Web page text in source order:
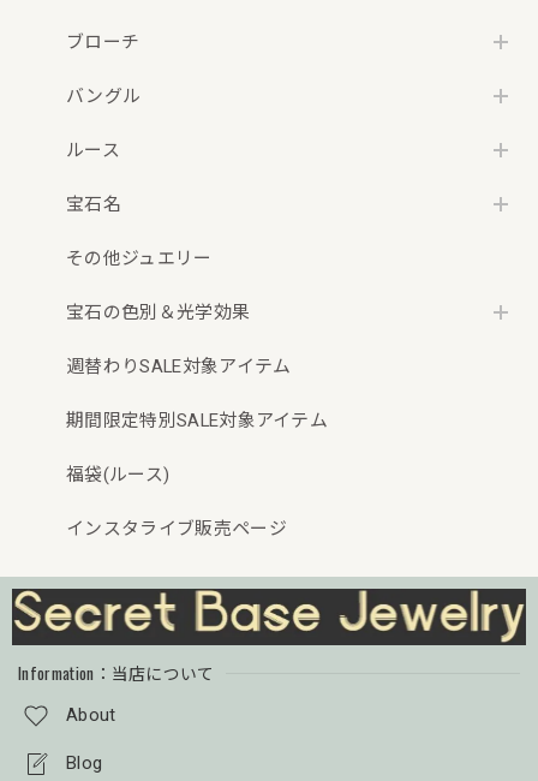
ブローチ
バングル
ルース
宝石名
その他ジュエリー
宝石の色別＆光学効果
週替わりSALE対象アイテム
期間限定特別SALE対象アイテム
福袋(ルース)
インスタライブ販売ページ
Information：当店について
About
Blog